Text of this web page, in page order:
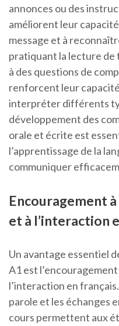
annonces ou des
améliorent leur
message et à
pratiquant la lecture
à des questions de
renforcent leur
interpréter différents
développement des
orale et écrite est
l’apprentissage de la
communiquer
Encouragement
et à l’interaction
Un avantage essentiel
A1 est
l’interaction en
parole et les échanges
cours permettent aux